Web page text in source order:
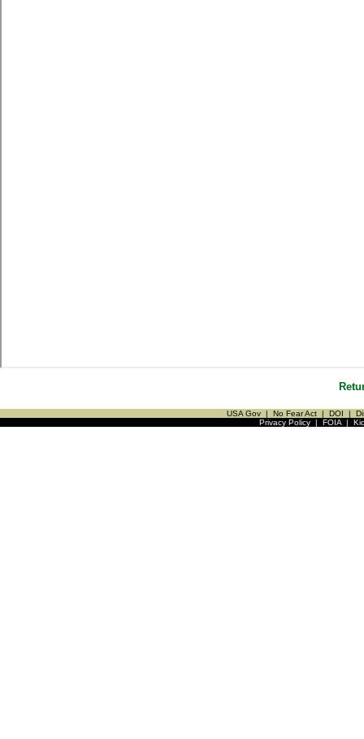
USA Gov | No Fear Act | DOI |
Privacy Policy| FOIA|